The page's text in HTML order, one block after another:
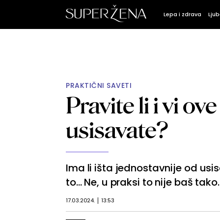
Lepa i zdrava
PRAKTIČNI SAVETI
Pravite li i vi
usisavate?
Ima li išta jednostavnije od
to... Ne, u praksi to nije baš tako.
17.03.2024. 13:53